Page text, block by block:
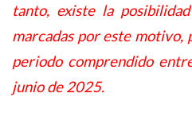
tanto, existe la
marcadas por este
periodo comprendido
junio de 2025.